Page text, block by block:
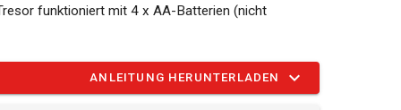
funktioniert mit 4 x AA-Batterien (nicht
ANLEITUNG HERUNTERLADEN